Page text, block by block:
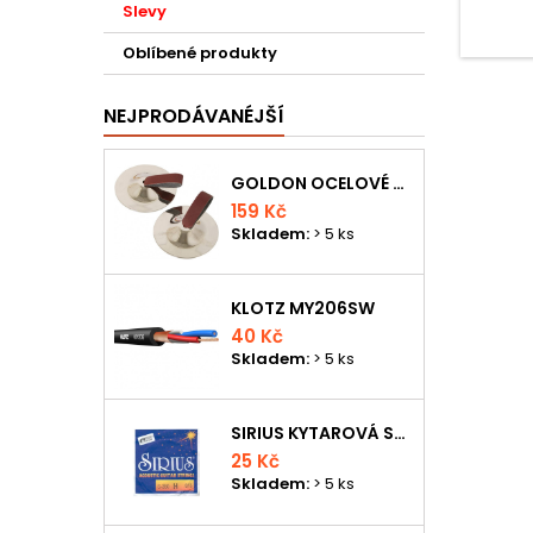
Slevy
Oblíbené produkty
NEJPRODÁVANÉJŠÍ
GOLDON OCELOVÉ PRSTOVÉ ČINELKY
159 Kč
Skladem: > 5 ks
KLOTZ MY206SW
40 Kč
Skladem: > 5 ks
SIRIUS KYTAROVÁ STRUNA
25 Kč
Skladem: > 5 ks